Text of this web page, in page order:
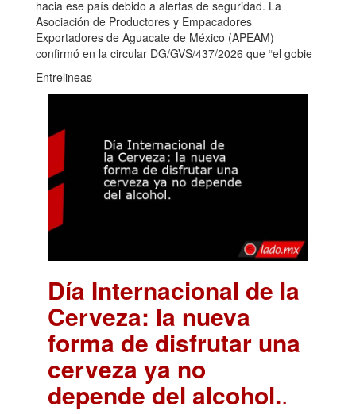
hacia ese país debido a alertas de seguridad. La
Asociación de Productores y Empacadores
Exportadores de Aguacate de México (APEAM)
confirmó en la circular DG/GVS/437/2026 que “el gobie
Entrelineas
Día Internacional de la
Cerveza: la nueva
forma de disfrutar una
cerveza ya no
depende del alcohol..